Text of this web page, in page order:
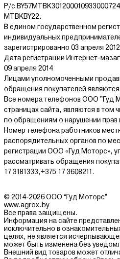
Р/с
MTBKBY22.
В едином государственном
индивидуальных
зарегистрированно 03 апреля
Дата регистрации Интернет-
09 апреля 2014
Лицами уполномоченными
обращения покупателей
Все номера телефонов ООО "Гуд
страницах сайта, являются в том
по обращениям о нарушении прав
Номер телефона работников
распорядительных органов по
регистрации ООО «Гуд Моторс»,
рассматривать обращения
17 3181333,+375 17 3608211.
© 2014-2026 ООО “Гуд Моторс”
www.agrox.by
Все права защищены.
Информация на сайте
исключительно в
целях, не является
может быть изменена без
Внешний вид товаров может